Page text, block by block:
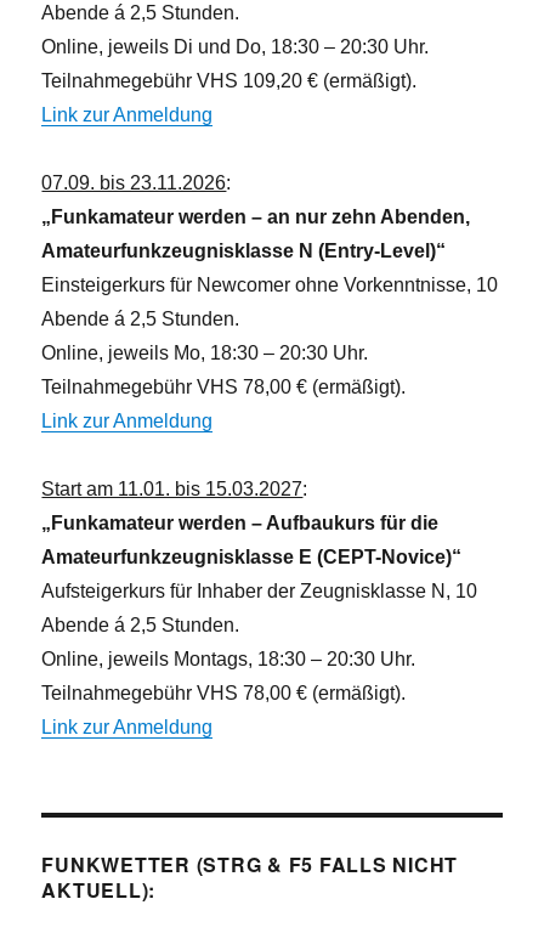
Abende á 2,5 Stunden.
Online, jeweils Di und Do, 18:30 – 20:30 Uhr.
Teilnahmegebühr VHS 109,20 € (ermäßigt).
Link zur Anmeldung
07.09. bis 23.11.2026:
„Funkamateur werden – an nur zehn Abenden,
Amateurfunkzeugnisklasse N (Entry-Level)“
Einsteigerkurs für Newcomer ohne Vorkenntnisse, 10
Abende á 2,5 Stunden.
Online, jeweils Mo, 18:30 – 20:30 Uhr.
Teilnahmegebühr VHS 78,00 € (ermäßigt).
Link zur Anmeldung
Start am 11.01. bis 15.03.2027:
„Funkamateur werden – Aufbaukurs für die
Amateurfunkzeugnisklasse E (CEPT-Novice)“
Aufsteigerkurs für Inhaber der Zeugnisklasse N, 10
Abende á 2,5 Stunden.
Online, jeweils Montags, 18:30 – 20:30 Uhr.
Teilnahmegebühr VHS 78,00 € (ermäßigt).
Link zur Anmeldung
FUNKWETTER (STRG & F5 FALLS NICHT
AKTUELL):